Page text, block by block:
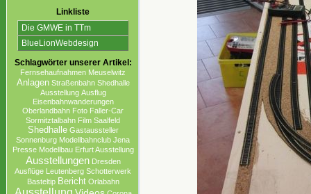
Linkliste
Die GMWE in TTm
BlueLionWebdesign
Schlagwörter unserer Artikel:
Fernsehaufnahmen Meuselwitz
Anlagen Straßenbahn Shedhalle
Ausstellung Ausflug
Eisenbahnwanderungen
Oberlandbahn Foto Faller-Car
Sormitztalbahn Film Saalfeld
Shedhalle Gastaussteller
Sonnenburg Modellbahnclub Jena
Presse Modellbau Erfurt Ausstellung
Ausstellungen Dresden
Ausflüge Leutenberg Schotterwerk
Basteltip Bericht Orlabahn